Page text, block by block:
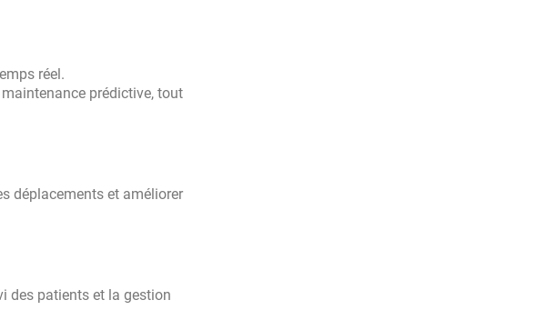
réel.
prédictive, tout
déplacements et améliorer
des patients et la gestion